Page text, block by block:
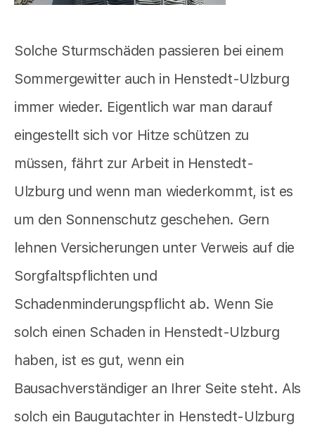
Solche Sturmschäden passieren bei einem
Sommergewitter auch in Henstedt-Ulzburg
immer wieder. Eigentlich war man darauf
eingestellt sich vor Hitze schützen zu
müssen, fährt zur Arbeit in Henstedt-
Ulzburg und wenn man wiederkommt, ist es
um den Sonnenschutz geschehen. Gern
lehnen Versicherungen unter Verweis auf die
Sorgfaltspflichten und
Schadenminderungspflicht ab. Wenn Sie
solch einen Schaden in Henstedt-Ulzburg
haben, ist es gut, wenn ein
Bausachverständiger an Ihrer Seite steht. Als
solch ein Baugutachter in Henstedt-Ulzburg